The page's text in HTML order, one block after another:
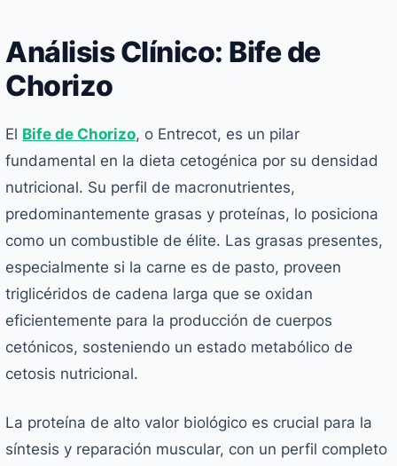
Análisis Clínico: Bife de
Chorizo
El Bife de Chorizo, o Entrecot, es un pilar
fundamental en la dieta cetogénica por su densidad
nutricional. Su perfil de macronutrientes,
predominantemente grasas y proteínas, lo posiciona
como un combustible de élite. Las grasas presentes,
especialmente si la carne es de pasto, proveen
triglicéridos de cadena larga que se oxidan
eficientemente para la producción de cuerpos
cetónicos, sosteniendo un estado metabólico de
cetosis nutricional.
La proteína de alto valor biológico es crucial para la
síntesis y reparación muscular, con un perfil completo